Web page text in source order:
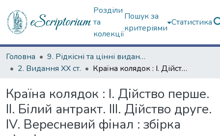
Розділи
та
колекції
Пошук за
критеріями
Статистика
Головна
9. Рідкісні та цінні видання
2. Видання ХХ ст.
Країна колядок : I. Дійство перше. II. Білий антракт. III. Дійство друге. IV. Вересневий фінал : збірка віршів
Країна колядок : I. Дійство перше.
II. Білий антракт. III. Дійство друге.
IV. Вересневий фінал : збірка